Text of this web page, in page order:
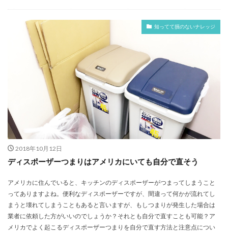
知ってて損のないナレッジ
2018年10月12日
ディスポーザーつまりはアメリカにいても自分で直そう
アメリカに住んでいると、キッチンのディスポーザーがつまってしまうこと
ってありますよね。便利なディスポーザーですが、間違って何かが流れてし
まうと壊れてしまうこともあると言いますが、もしつまりが発生した場合は
業者に依頼した方がいいのでしょうか？それとも自分で直すことも可能？ア
メリカでよく起こるディスポーザーつまりを自分で直す方法と注意点につい